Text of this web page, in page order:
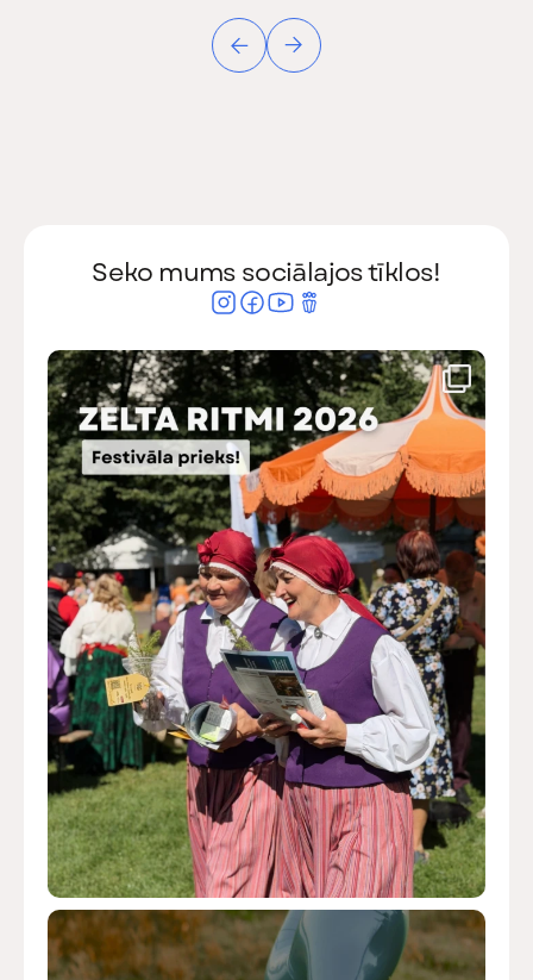
Seko mums sociālajos tīklos!